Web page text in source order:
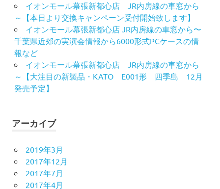
イオンモール幕張新都心店 JR内房線の車窓から
～【本日より交換キャンペーン受付開始致します】
イオンモール幕張新都心店 JR内房線の車窓から〜
千葉県近郊の実演会情報から6000形式PCケースの情
報など
イオンモール幕張新都心店 JR内房線の車窓から
～【大注目の新製品・KATO E001形 四季島 12月
発売予定】
アーカイブ
2019年3月
2017年12月
2017年7月
2017年4月